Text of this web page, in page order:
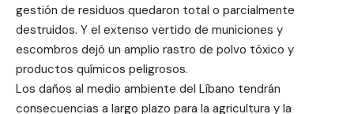
gestión de residuos quedaron total o parcialmente
destruidos. Y el extenso vertido de municiones y
escombros dejó un amplio rastro de polvo tóxico y
productos químicos peligrosos.
Los daños al medio ambiente del Líbano tendrán
consecuencias a largo plazo para la agricultura y la